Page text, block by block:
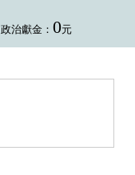
政治獻金： 0元